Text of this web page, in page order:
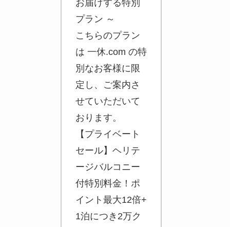
お届けする特別
プラン ～
こちらのプラン
は 一休.com の特
別なお客様に限
定し、ご案内さ
せていただいて
おります。
【プライベート
セール】ヘリテ
ージバルコニー
付特別料金！ポ
イント最大12倍+
1泊につき2万ク